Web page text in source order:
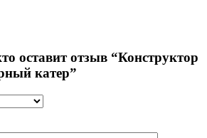
оставит отзыв “Конструктор
катер”